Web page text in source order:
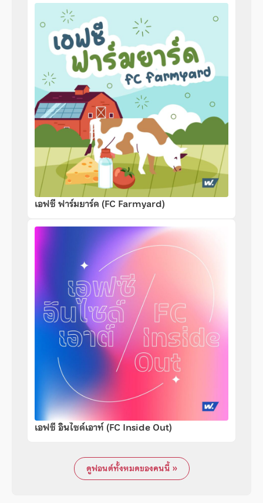
เอฟซี ฟาร์มยาร์ด (FC Farmyard)
เอฟซี อินไซด์เอาท์ (FC Inside Out)
ดูฟอนต์ทั้งหมดของคนนี้ »